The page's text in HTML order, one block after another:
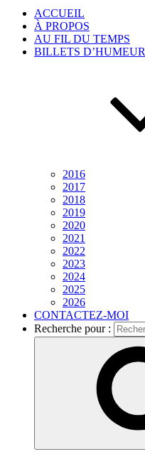
ACCUEIL
À PROPOS
AU FIL DU TEMPS
BILLETS D’HUMEUR
2016
2017
2018
2019
2020
2021
2022
2023
2024
2025
2026
CONTACTEZ-MOI
Recherche pour :